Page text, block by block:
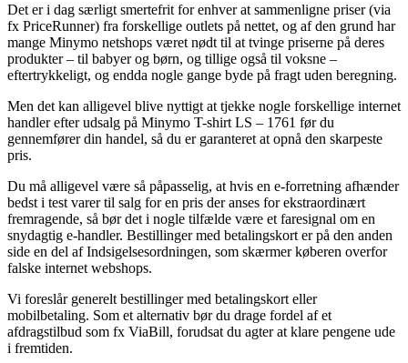
Det er i dag særligt smertefrit for enhver at sammenligne priser (via
fx PriceRunner) fra forskellige outlets på nettet, og af den grund har
mange Minymo netshops været nødt til at tvinge priserne på deres
produkter – til babyer og børn, og tillige også til voksne –
eftertrykkeligt, og endda nogle gange byde på fragt uden beregning.
Men det kan alligevel blive nyttigt at tjekke nogle forskellige internet
handler efter udsalg på Minymo T-shirt LS – 1761 før du
gennemfører din handel, så du er garanteret at opnå den skarpeste
pris.
Du må alligevel være så påpasselig, at hvis en e-forretning afhænder
bedst i test varer til salg for en pris der anses for ekstraordinært
fremragende, så bør det i nogle tilfælde være et faresignal om en
snydagtig e-handler. Bestillinger med betalingskort er på den anden
side en del af Indsigelsesordningen, som skærmer køberen overfor
falske internet webshops.
Vi foreslår generelt bestillinger med betalingskort eller
mobilbetaling. Som et alternativ bør du drage fordel af et
afdragstilbud som fx ViaBill, forudsat du agter at klare pengene ude
i fremtiden.